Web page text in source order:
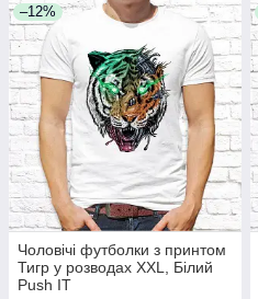
–12%
Чоловічі футболки з принтом
Тигр у розводах XXL, Білий
Push IT